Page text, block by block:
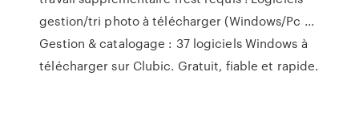
gestion/tri photo à télécharger (Windows/Pc ...
Gestion & catalogage : 37 logiciels Windows à
télécharger sur Clubic. Gratuit, fiable et rapide.